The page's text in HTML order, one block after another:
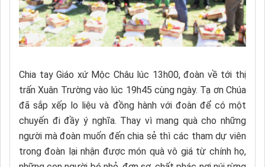
Chia tay Giáo xứ Mộc Châu lúc 13h00, đoàn về tới thị
trấn Xuân Trường vào lúc 19h45 cùng ngày. Tạ ơn Chúa
đã sắp xếp lo liệu và đồng hành với đoàn để có một
chuyến đi đầy ý nghĩa. Thay vì mang quà cho những
người mà đoàn muốn đến chia sẻ thì các tham dự viên
trong đoàn lại nhận được món quà vô giá từ chính họ,